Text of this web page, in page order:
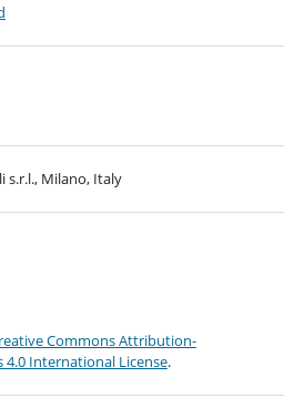
s.r.l., Milano, Italy
Commons Attribution-
International License.